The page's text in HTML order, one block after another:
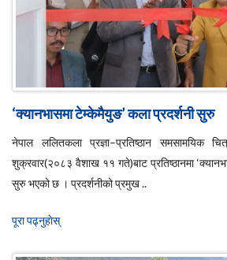
‘क्यानभासमा टेम्केमैयुङ’ कला प्रदर्शनी सुरु
नेपाल ललितकला प्रज्ञा–प्रतिष्ठान समसामयिक
शुक्रवार(२०८३ वैशाख ११ गते)बाट प्रतिष्ठानमा
सुरु भएको छ । प्रदर्शनीको प्रमुख ..
पूरा पढ्नुहाेस्